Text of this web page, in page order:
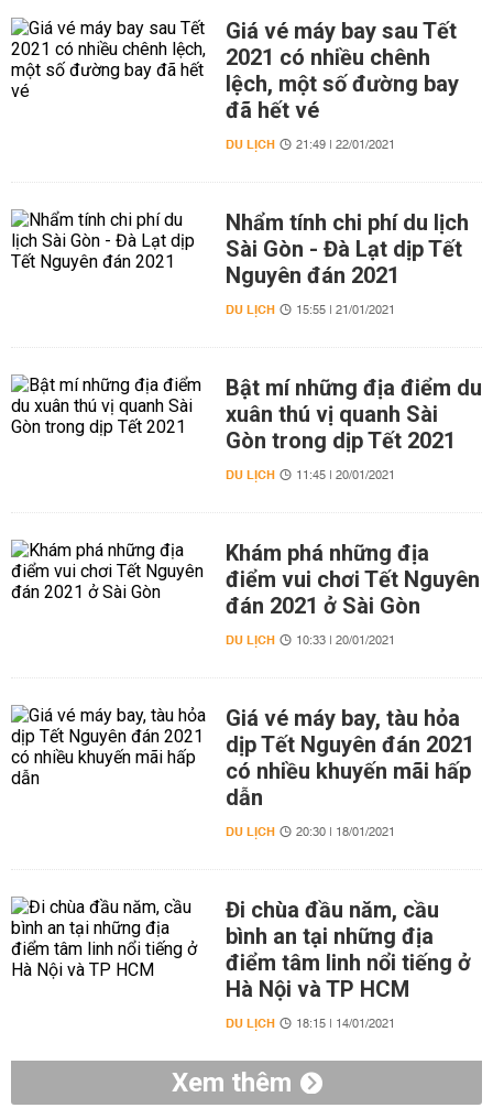
Giá vé máy bay sau Tết
2021 có nhiều chênh
lệch, một số đường bay
đã hết vé
DU LỊCH 21:49 | 22/01/2021
Nhẩm tính chi phí du lịch
Sài Gòn - Đà Lạt dịp Tết
Nguyên đán 2021
DU LỊCH 15:55 | 21/01/2021
Bật mí những địa điểm du
xuân thú vị quanh Sài
Gòn trong dịp Tết 2021
DU LỊCH 11:45 | 20/01/2021
Khám phá những địa
điểm vui chơi Tết Nguyên
đán 2021 ở Sài Gòn
DU LỊCH 10:33 | 20/01/2021
Giá vé máy bay, tàu hỏa
dịp Tết Nguyên đán 2021
có nhiều khuyến mãi hấp
dẫn
DU LỊCH 20:30 | 18/01/2021
Đi chùa đầu năm, cầu
bình an tại những địa
điểm tâm linh nổi tiếng ở
Hà Nội và TP HCM
DU LỊCH 18:15 | 14/01/2021
Xem thêm